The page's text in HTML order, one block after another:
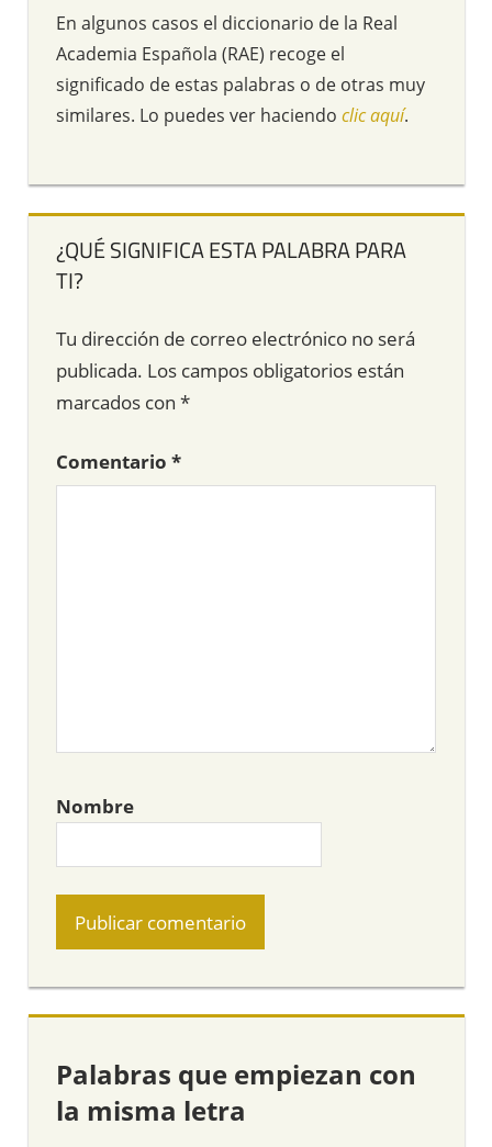
En algunos casos el diccionario de la Real
Academia Española (RAE) recoge el
significado de estas palabras o de otras muy
similares. Lo puedes ver haciendo clic aquí.
¿QUÉ SIGNIFICA ESTA PALABRA PARA
TI?
Tu dirección de correo electrónico no será
publicada. Los campos obligatorios están
marcados con *
Comentario *
Nombre
Palabras que empiezan con
la misma letra